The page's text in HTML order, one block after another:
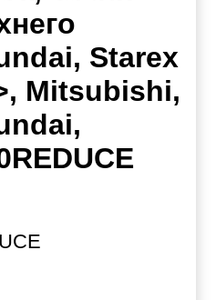
Starex
Mitsubishi,